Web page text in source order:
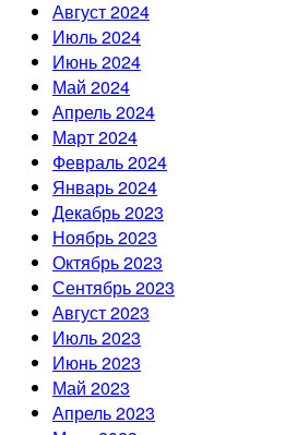
Август 2024
Июль 2024
Июнь 2024
Май 2024
Апрель 2024
Март 2024
Февраль 2024
Январь 2024
Декабрь 2023
Ноябрь 2023
Октябрь 2023
Сентябрь 2023
Август 2023
Июль 2023
Июнь 2023
Май 2023
Апрель 2023